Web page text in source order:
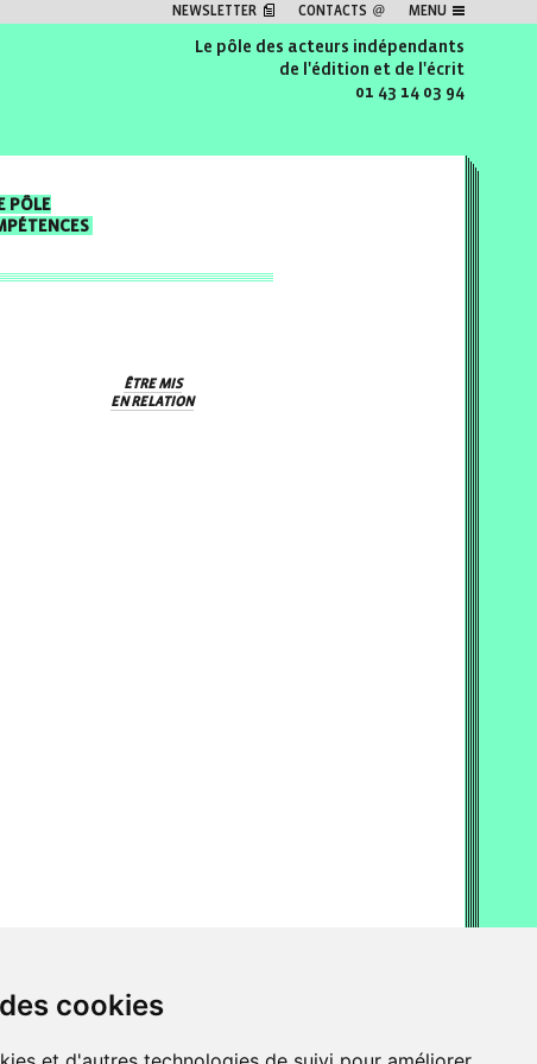
cookies
NEWSLETTER CONTACTS MENU
Le pôle des acteurs indépendants
de l'édition et de l'écrit
01 43 14 03 94
PÔLE
ÊTRE MIS
EN RELATION